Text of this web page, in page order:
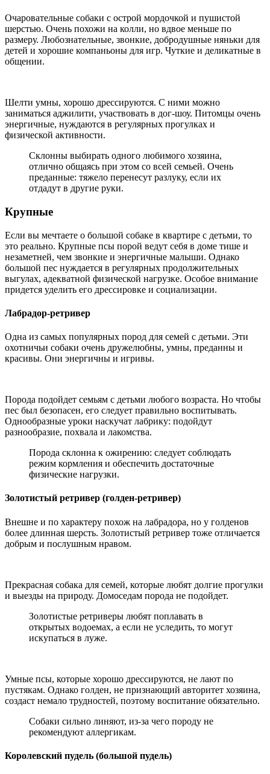
Очаровательные собаки с острой мордочкой и пушистой
шерстью. Очень похожи на колли, но вдвое меньше по
размеру. Любознательные, звонкие, добродушные няньки для
детей и хорошие компаньоны для игр. Чуткие и деликатные в
общении.
Шелти умны, хорошо дрессируются. С ними можно
заниматься аджилити, участвовать в дог-шоу. Питомцы очень
энергичные, нуждаются в регулярных прогулках и
физической активности.
Склонны выбирать одного любимого хозяина,
отлично общаясь при этом со всей семьей. Очень
преданные: тяжело перенесут разлуку, если их
отдадут в другие руки.
Крупные
Если вы мечтаете о большой собаке в квартире с детьми, то
это реально. Крупные псы порой ведут себя в доме тише и
незаметней, чем звонкие и энергичные малыши. Однако
большой пес нуждается в регулярных продолжительных
выгулах, адекватной физической нагрузке. Особое внимание
придется уделить его дрессировке и социализации.
Лабрадор-ретривер
Одна из самых популярных пород для семей с детьми. Эти
охотничьи собаки очень дружелюбны, умны, преданны и
красивы. Они энергичны и игривы.
Порода подойдет семьям с детьми любого возраста. Но чтобы
пес был безопасен, его следует правильно воспитывать.
Однообразные уроки наскучат лабрику: подойдут
разнообразие, похвала и лакомства.
Порода склонна к ожирению: следует соблюдать
режим кормления и обеспечить достаточные
физические нагрузки.
Золотистый ретривер (голден-ретривер)
Внешне и по характеру похож на лабрадора, но у голденов
более длинная шерсть. Золотистый ретривер тоже отличается
добрым и послушным нравом.
Прекрасная собака для семей, которые любят долгие прогулки
и выезды на природу. Домоседам порода не подойдет.
Золотистые ретриверы любят поплавать в
открытых водоемах, а если не уследить, то могут
искупаться в луже.
Умные псы, которые хорошо дрессируются, не лают по
пустякам. Однако голден, не признающий авторитет хозяина,
создаст немало трудностей, поэтому воспитание обязательно.
Собаки сильно линяют, из-за чего породу не
рекомендуют аллергикам.
Королевский пудель (большой пудель)